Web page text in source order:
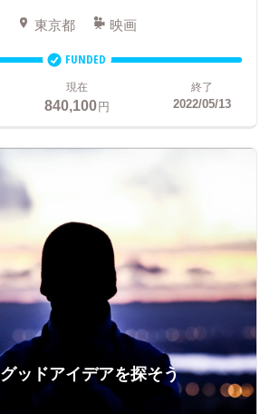
東京都 映画
FUNDED
現在
840,100円
終了
2022/05/13
グッドアイデアを探そう